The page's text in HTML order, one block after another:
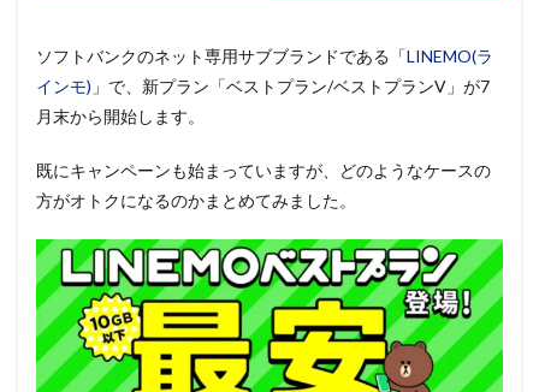
ソフトバンクのネット専用サブブランドである「LINEMO(ラ
インモ) 」で、新プラン「ベストプラン/ベストプランV」が7
月末から開始します。
既にキャンペーンも始まっていますが、どのようなケースの
方がオトクになるのかまとめてみました。